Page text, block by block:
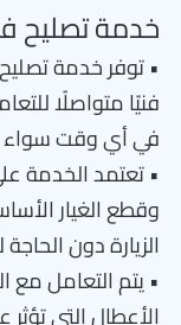
خدمة تصليح فريزر بيكو
فنيًا متواصلًا
في أي وقت سواء
• تعتمد الخدمة
وقطع الغيار
الزيارة دون الحاجة
• يتم التعامل مع
الأعطال التي